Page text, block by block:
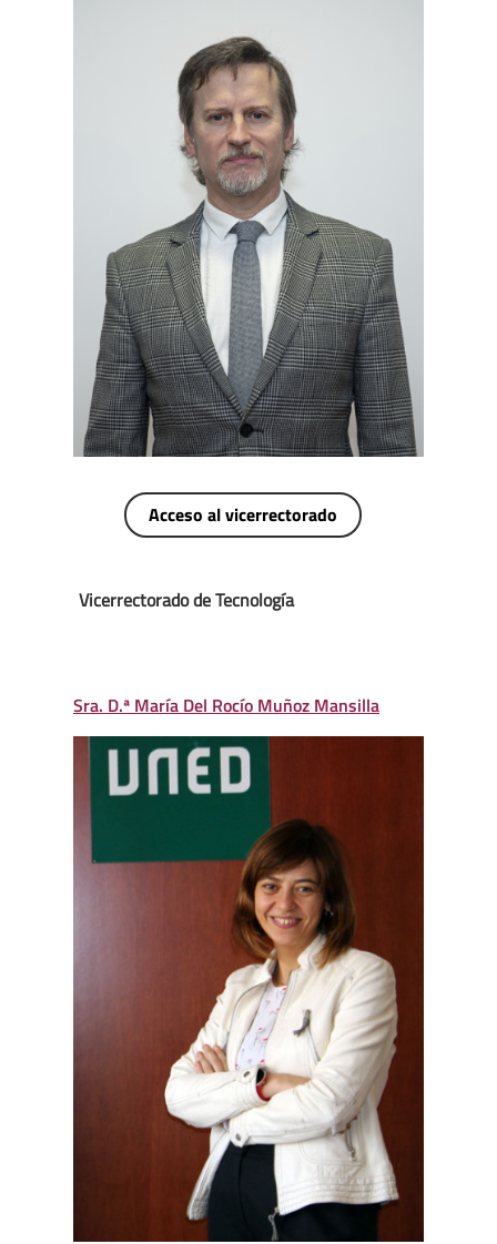
Acceso al vicerrectorado
Vicerrectorado de Tecnología
Sra. D.ª María Del Rocío Muñoz Mansilla